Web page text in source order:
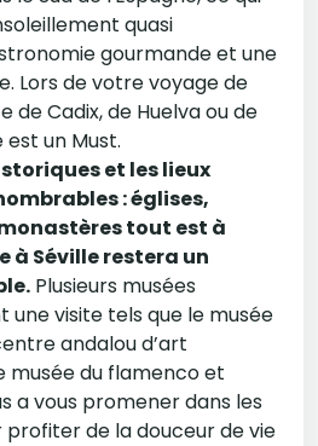
quasi
gourmande et une
Lors de votre voyage de
de Cadix, de Huelva ou de
est un Must.
et les lieux
: églises,
tout est à
à Séville restera un
Plusieurs musées
visite tels que le musée
andalou d’art
musée du flamenco et
a vous promener dans les
profiter de la douceur de vie